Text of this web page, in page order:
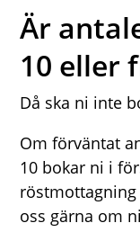
Är
10 eller
Då ska ni inte
Om förväntat
10 bokar ni i
oss gärna om